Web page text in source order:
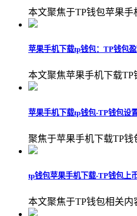
本文聚焦于TP钱包苹果手
苹果手机下载tp钱包：TP钱包
本文聚焦苹果手机下载TP
苹果手机下载tp钱包-TP钱包设
聚焦于苹果手机下载TP钱
tp钱包苹果手机下载-TP钱包上
本文聚焦于TP钱包相关内